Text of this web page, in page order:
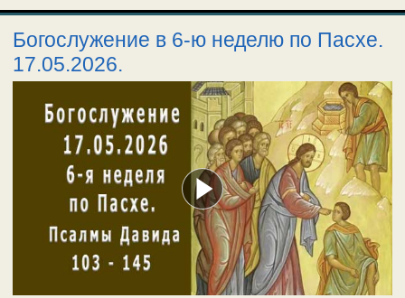
Богослужение в 6-ю неделю по Пасхе.
17.05.2026.